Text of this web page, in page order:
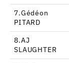
7.Gédéon
PITARD
8.AJ
SLAUGHTER